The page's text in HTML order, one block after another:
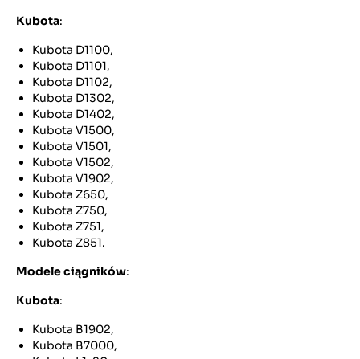
Kubota:
Kubota D1100,
Kubota D1101,
Kubota D1102,
Kubota D1302,
Kubota D1402,
Kubota V1500,
Kubota V1501,
Kubota V1502,
Kubota V1902,
Kubota Z650,
Kubota Z750,
Kubota Z751,
Kubota Z851.
Modele ciągników:
Kubota:
Kubota B1902,
Kubota B7000,